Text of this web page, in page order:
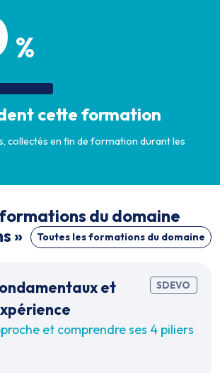
%
cette formation
collectés en fin de formation durant les
du domaine
»
Toutes les formations du domaine
SDEVO
et
et comprendre ses 4 piliers